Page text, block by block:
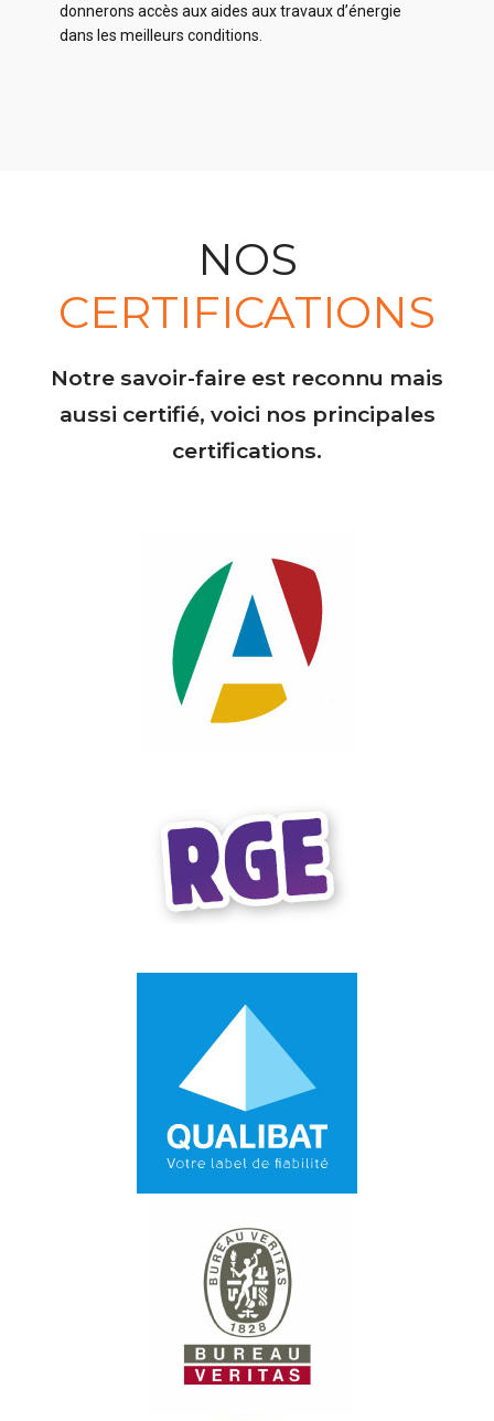
donnerons accès aux aides aux travaux d’énergie
dans les meilleurs conditions.
NOS
CERTIFICATIONS
Notre savoir-faire est reconnu mais
aussi certifié, voici nos principales
certifications.